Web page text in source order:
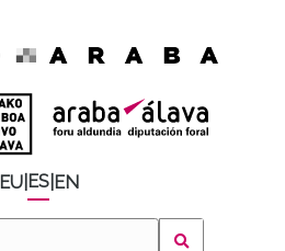
EU ES EN